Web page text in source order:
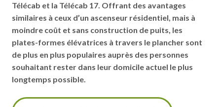
Télécab et la Télécab 17. Offrant des avantages
similaires à ceux d’un ascenseur résidentiel, mais à
moindre coût et sans construction de puits, les
plates-formes élévatrices à travers le plancher sont
de plus en plus populaires auprès des personnes
souhaitant rester dans leur domicile actuel le plus
longtemps possible.